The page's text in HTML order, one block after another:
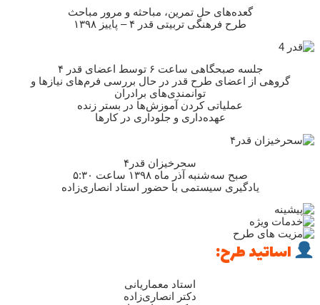
گعده‌های حل تمرین، مباحثه و مرور مباحث
طرح فرهنگی تربیتی قدر ۴ – پاییز ۱۳۹۸
جلسه صبحگاهی ساعت ۶ توسط اعضای قدر ۴
گروهی از اعضای طرح قدر در حال بررسی فرم‌های نیازها و
توانمندی‌های برادران
عملیاتی کردن آموزش‌ها در بستر زنده
عهده‌داری و جلوداری در کارها
سحرخیزان قدر۴
صبح سه‌شنبه آذر ماه ۱۳۹۸ ساعت ۵:۳۰
یادگیری سیستمی با حضور استاد انصاری‌زاده
اساتید طرح:
استاد معماریانی
دکتر انصاری‌زاده